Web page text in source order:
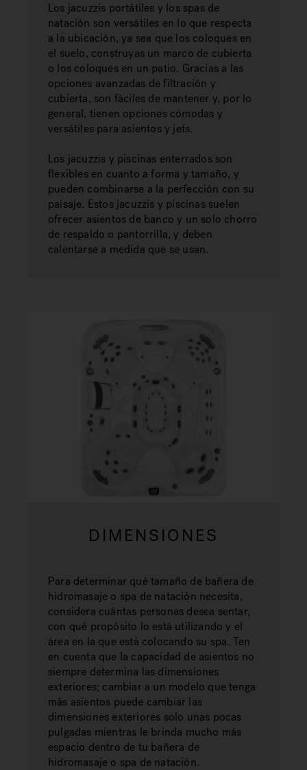
Los jacuzzis portátiles y los spas de
natación son versátiles en lo que respecta
a la ubicación, ya sea que los coloques en
el suelo, construyas un marco de cubierta
o los coloques en un patio. Gracias a las
opciones avanzadas de filtración y
cubierta, son fáciles de mantener y, por lo
general, tienen opciones cómodas y
versátiles para asientos y jets.
Los jacuzzis y piscinas enterrados son
flexibles en cuanto a forma y tamaño, y
pueden combinarse a la perfección con su
paisaje. Estos jacuzzis y piscinas suelen
ofrecer asientos de banco y un solo chorro
de respaldo o pantorrilla, y deben
calentarse a medida que se usan.
DIMENSIONES
Para determinar qué tamaño de bañera de
hidromasaje o spa de natación necesita,
considera cuántas personas desea sentar,
con qué propósito lo está utilizando y el
área en la que está colocando su spa. Ten
en cuenta que la capacidad de asientos no
siempre determina las dimensiones
exteriores; cambiar a un modelo que tenga
más asientos puede cambiar las
dimensiones exteriores solo unas pocas
pulgadas mientras le brinda mucho más
espacio dentro de tu bañera de
hidromasaje o spa de natación.